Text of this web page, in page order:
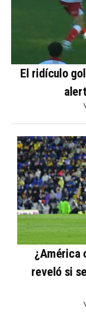
El ridículo
¿América
reveló si